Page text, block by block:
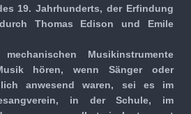
19. Jahr­hunderts, der Erfindung
Thomas Edison und Emile
Musikinstrumente
hören, wenn Sänger oder
anwesend waren, sei es im
in der Schule, im